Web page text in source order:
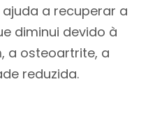
a recuperar a
diminui devido à
a osteoartrite, a
reduzida.